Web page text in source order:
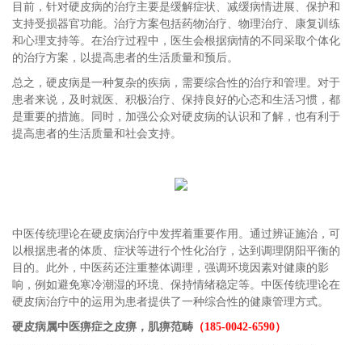
目前，针对硬皮病的治疗主要是缓解症状、减缓病情进展、保护和
支持受损器官功能。治疗方案包括药物治疗、物理治疗、康复训练
和心理支持等。在治疗过程中，医生会根据病情的不同采取个体化
的治疗方案，以提高患者的生活质量和预后。
总之，硬皮病是一种复杂的疾病，需要综合性的治疗和管理。对于
患者来说，及时就医、积极治疗、保持良好的心态和生活习惯，都
是重要的措施。同时，加强公众对硬皮病的认识和了解，也有利于
提高患者的生活质量和社会支持。
中医传统理论在硬皮病治疗中发挥着重要作用。通过辨证施治，可
以根据患者的体质、症状等进行个性化治疗，达到调理阴阳平衡的
目的。此外，中医药还注重整体调理，强调环境因素对健康的影
响，例如避免寒冷潮湿的环境、保持情绪稳定等。中医传统理论在
硬皮病治疗中的运用为患者提供了一种综合性的健康管理方式。
硬皮病属中医痹症之皮痹，肌痹范畴 （185-0042-6590）